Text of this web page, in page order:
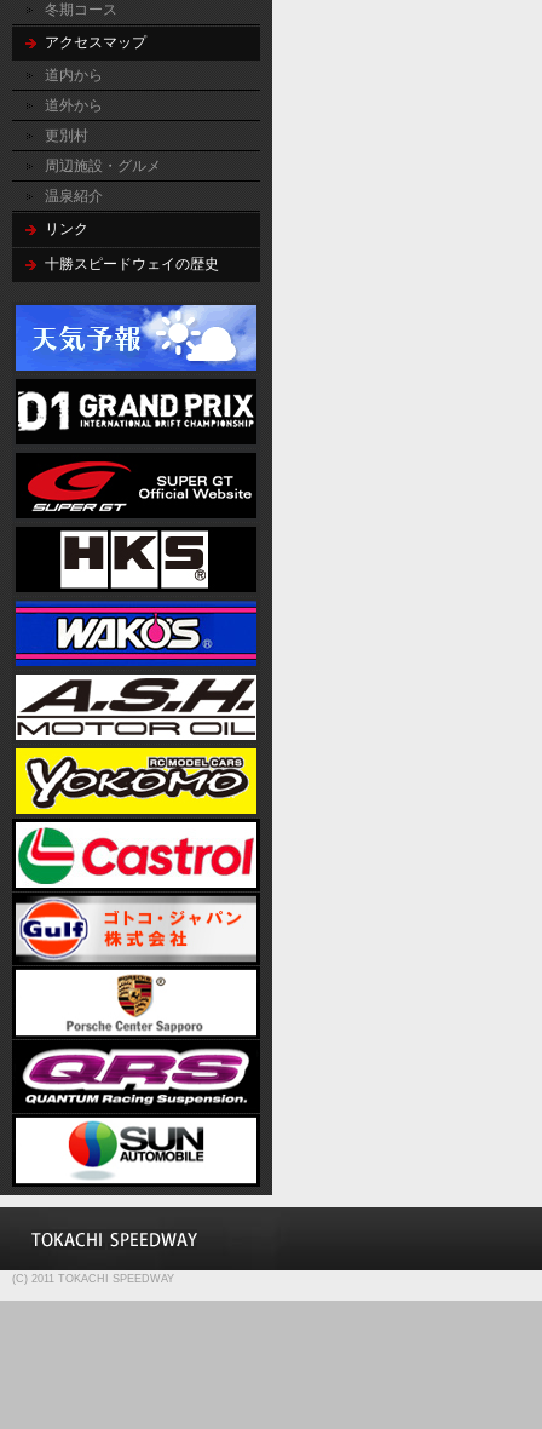
冬期コース
アクセスマップ
道内から
道外から
更別村
周辺施設・グルメ
温泉紹介
リンク
十勝スピードウェイの歴史
(C) 2011 TOKACHI SPEEDWAY